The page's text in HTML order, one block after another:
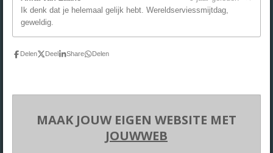
Ik denk dat je helemaal gelijk hebt. Wereldserviessmijtdag,
geweldig.
Delen Deel Share Delen
MAAK JOUW EIGEN WEBSITE MET
JOUWWEB